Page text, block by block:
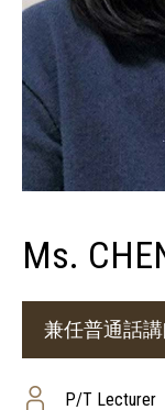
Ms.
兼任普通話
P/T Lecturer